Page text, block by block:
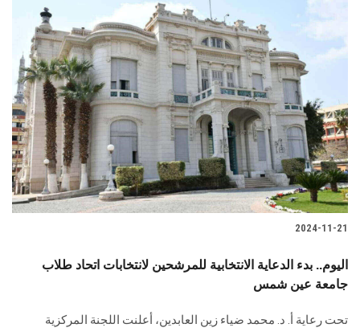
الإعلام
تواصل معنا
الطلاب
هيئة التدريس
الخريجين
2024-11-21
اليوم.. بدء الدعاية الانتخابية للمرشحين لانتخابات اتحاد طلاب
جامعة عين شمس
تحت رعاية أ. د. محمد ضياء زين العابدين، أعلنت اللجنة المركزية